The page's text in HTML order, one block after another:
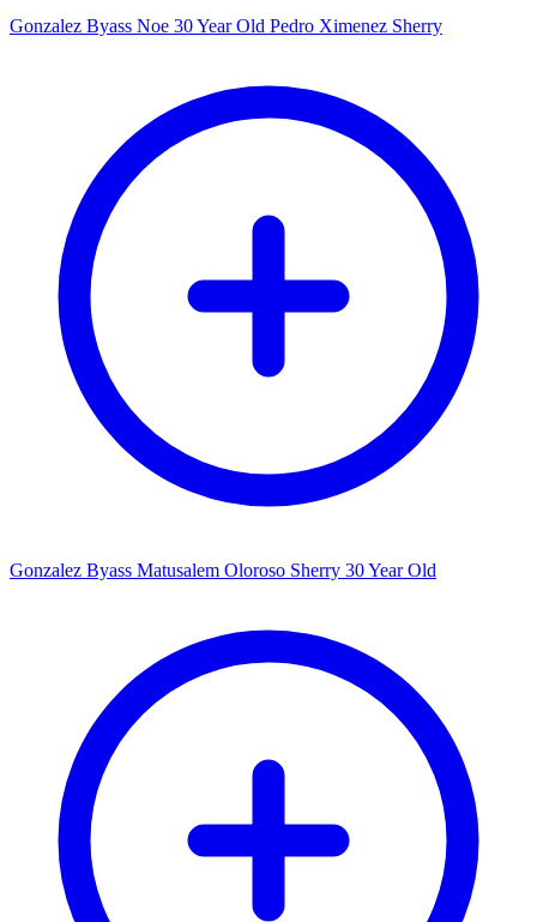
Gonzalez Byass Noe 30 Year Old Pedro Ximenez Sherry
Gonzalez Byass Matusalem Oloroso Sherry 30 Year Old